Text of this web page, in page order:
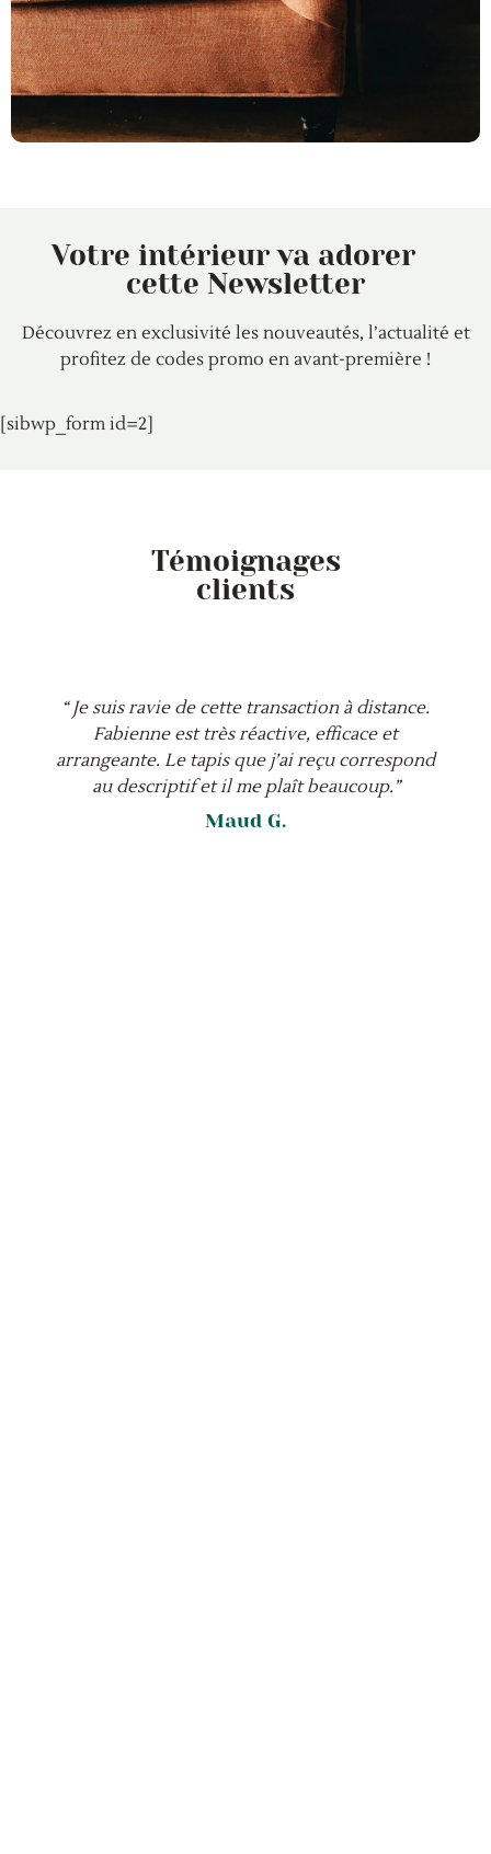
Votre intérieur va adorer
cette Newsletter
Découvrez en exclusivité les nouveautés, l’actualité et
profitez de codes promo en avant-première !
[sibwp_form id=2]
Témoignages
clients
“ Je suis ravie de cette transaction à distance.
Fabienne est très réactive, efficace et
arrangeante. Le tapis que j’ai reçu correspond
au descriptif et il me plaît beaucoup.”
Maud G.